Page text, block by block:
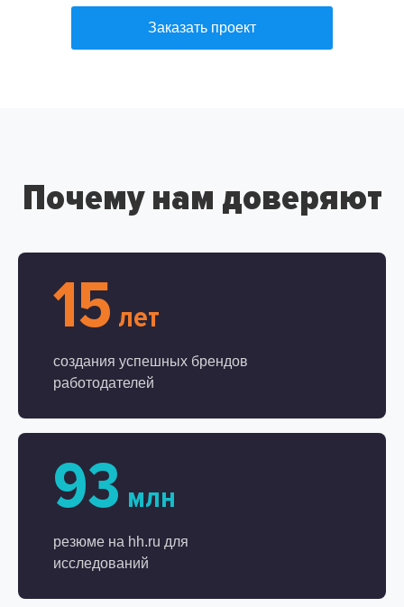
Заказать проект
Почему нам доверяют
15 лет
создания успешных брендов
работодателей
93 млн
резюме на hh.ru для
исследований